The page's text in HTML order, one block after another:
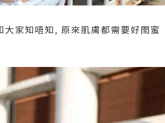
家知唔知, 原來肌膚都需要好閏蜜